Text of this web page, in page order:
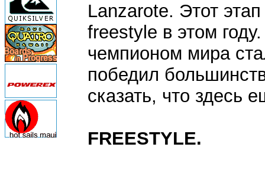
Lanzarote. Этот
freestyle в этом
чемпионом мира
победил
сказать, что здесь
FREESTYLE.